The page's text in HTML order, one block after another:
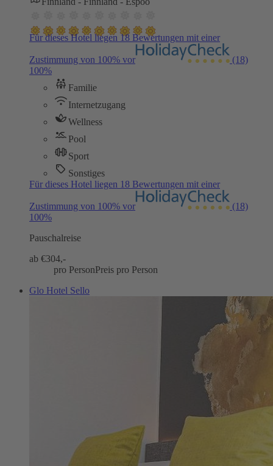
Für dieses Hotel liegen 18 Bewertungen mit einer
Zustimmung von 100% vor
(18)
100%
Familie
Internetzugang
Wellness
Pool
Sport
Sonstiges
Für dieses Hotel liegen 18 Bewertungen mit einer
Zustimmung von 100% vor
(18)
100%
Pauschalreise
ab €304,-
pro PersonPreis pro Person
Glo Hotel Sello